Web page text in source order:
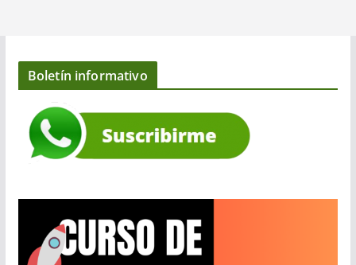
Boletín informativo